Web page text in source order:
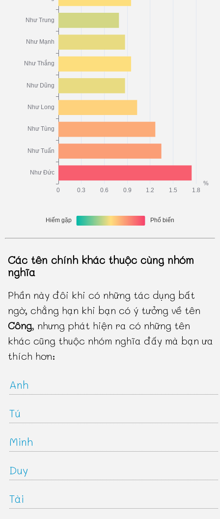
Các tên chính khác thuộc cùng nhóm
nghĩa
Phần này đôi khi có những tác dụng bất
ngờ, chẳng hạn khi bạn có ý tưởng về tên
Công, nhưng phát hiện ra có những tên
khác cũng thuộc nhóm nghĩa đấy mà bạn ưa
thích hơn:
Anh
Tú
Minh
Duy
Tài